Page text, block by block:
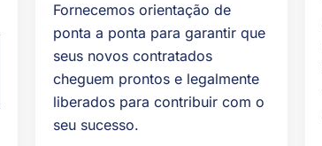
Fornecemos orientação de
ponta a ponta para garantir que
seus novos contratados
cheguem prontos e legalmente
liberados para contribuir com o
seu sucesso.